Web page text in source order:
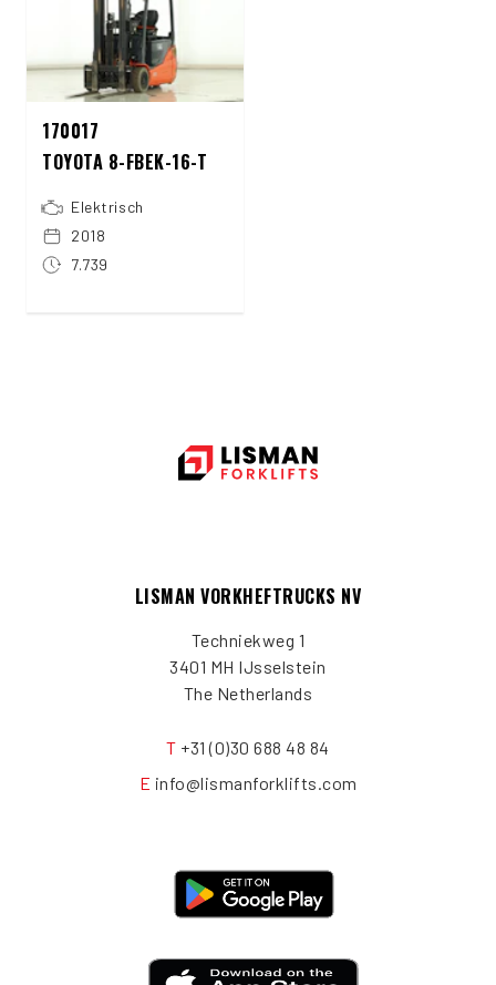
170017
TOYOTA 8-FBEK-16-T
Elektrisch
2018
7.739
LISMAN VORKHEFTRUCKS NV
Techniekweg 1
3401 MH IJsselstein
The Netherlands
T +31 (0)30 688 48 84
E info@lismanforklifts.com